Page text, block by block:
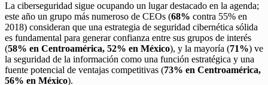
La ciberseguridad sigue ocupando un lugar destacado en la agenda;
este año un grupo más numeroso de CEOs (68% contra 55% en
2018) consideran que una estrategia de seguridad cibernética sólida
es fundamental para generar confianza entre sus grupos de interés
(58% en Centroamérica, 52% en México), y la mayoría (71%) ve
la seguridad de la información como una función estratégica y una
fuente potencial de ventajas competitivas (73% en Centroamérica,
56% en México).